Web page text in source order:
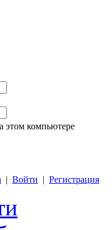
этом компьютере
| Войти | Регистрация